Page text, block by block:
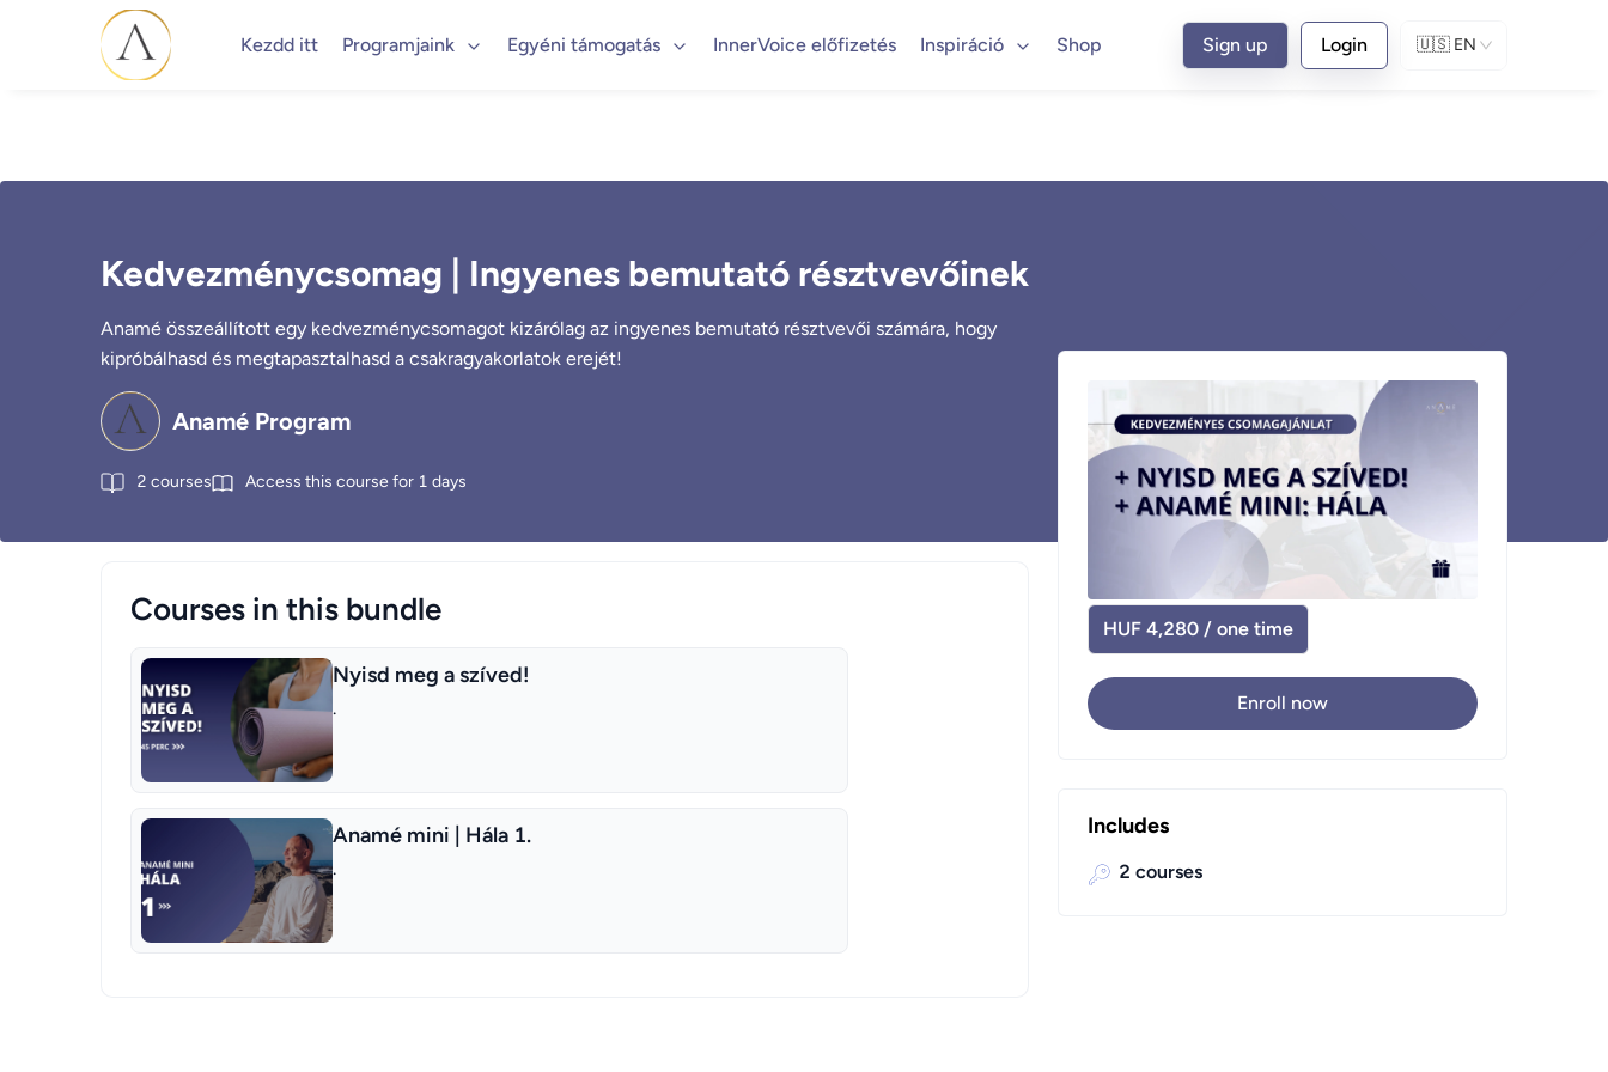
Kezdd itt Programjaink Egyéni támogatás InnerVoice előfizetés Inspiráció Shop Sign up Login 🇺🇸 EN
Kedvezménycsomag | Ingyenes bemutató résztvevőinek
Anamé összeállított egy kedvezménycsomagot kizárólag az ingyenes bemutató résztvevői számára, hogy
kipróbálhasd és megtapasztalhasd a csakragyakorlatok erejét!
Anamé Program
2 courses Access this course for 1 days
Courses in this bundle
Nyisd meg a szíved!
.
Anamé mini | Hála 1.
.
HUF 4,280 / one time
Enroll now
Includes
2 courses